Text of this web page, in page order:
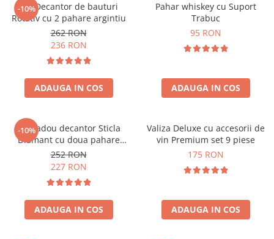
-10%
Set Decantor de bauturi
Rotativ cu 2 pahare argintiu
262 RON
236 RON
ADAUGA IN COS
Pahar whiskey cu Suport
Trabuc
95 RON
ADAUGA IN COS
-10%
Set cadou decantor Sticla
Diamant cu doua pahare
Deluxe
252 RON
227 RON
ADAUGA IN COS
Valiza Deluxe cu accesorii de
vin Premium set 9 piese
175 RON
ADAUGA IN COS